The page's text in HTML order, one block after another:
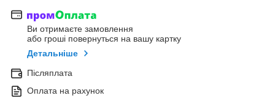
Ви отримаєте замовлення
або гроші повернуться на вашу картку
Детальніше
Післяплата
Оплата на рахунок